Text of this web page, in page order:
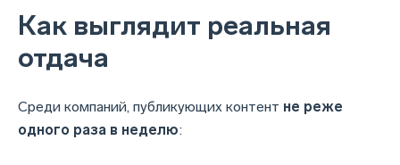
Как выглядит реальная
отдача
Среди компаний, публикующих контент не реже
одного раза в неделю: